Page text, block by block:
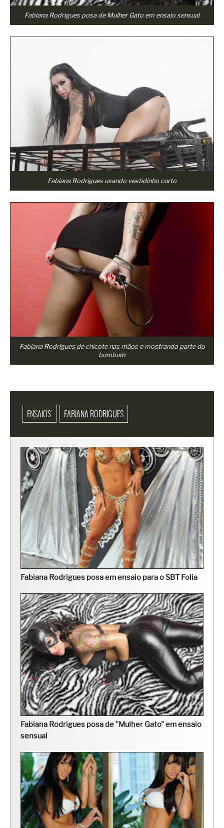
Fabiana Rodrigues posa de Mulher Gato em ensaio sensual
Fabiana Rodrigues usando vestidinho curto
Fabiana Rodrigues de chicote nas mãos e mostrando parte do
bumbum
ENSAIOS FABIANA RODRIGUES
Fabiana Rodrigues posa em ensaio para o SBT Folia
Fabiana Rodrigues posa de "Mulher Gato" em ensaio
sensual